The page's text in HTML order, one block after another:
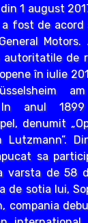
1 august
a fost de
autoritatile de
în iulie
In anul
denumit
Lutzmann”.
sa
varsta de 58
de sotia lui,
compania